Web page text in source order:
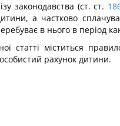
законодавства (ст. ст.
а частково
в нього в період
статті міститься
рахунок дитини.